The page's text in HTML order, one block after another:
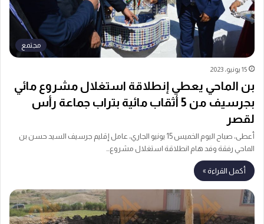
مجتمع
15 يونيو، 2023
بن الماحي يعطي إنطلاقة استغلال مشروع مائي
بجرسيف من 5 أثقاب مائية بتراب جماعة رأس
لقصر
أعطى، صباح اليوم الخميس 15 يونيو الجاري، عامل إقليم جرسيف السيد حسن بن
الماحي رفقة وفد هام انطلاقة استغلال مشروع…
أكمل القراءة »